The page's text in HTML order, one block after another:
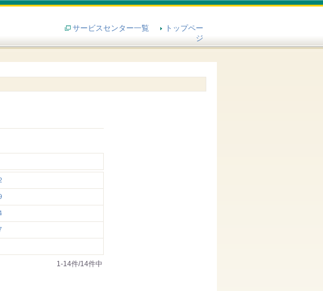
サービスセンター一覧
トップペー
ジ
1-14件/14件中